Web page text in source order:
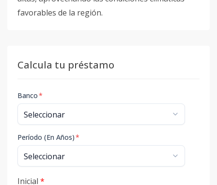
favorables de la región.
Calcula tu préstamo
Banco*
Período (En Años)*
Inicial *